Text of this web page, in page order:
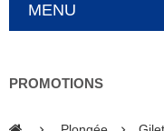
MENU
PROMOTIONS